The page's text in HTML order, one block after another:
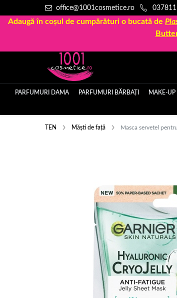
office@1001cosmetice.ro
Adaugă în coșul de cumpărături o bucată de
PARFUMURI DAMA PARFUMURI BĂRBAȚI MAKE-UP
TEN Măști de față Masca servetel